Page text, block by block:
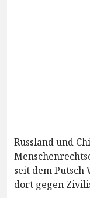
Russland und
seit dem
dort gegen